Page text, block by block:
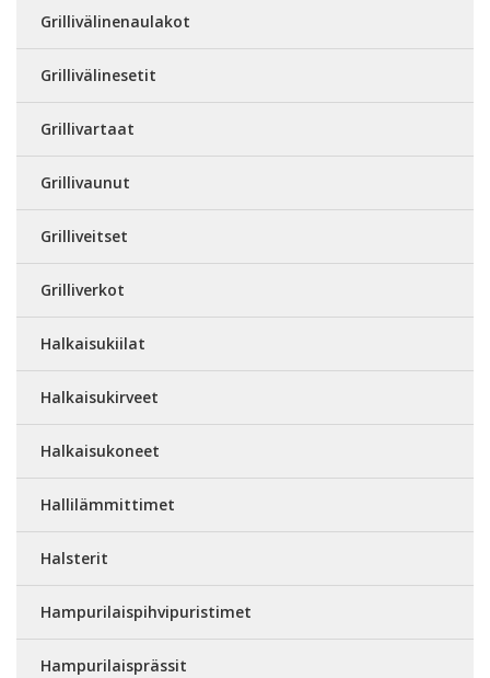
Grillivälinenaulakot
Grillivälinesetit
Grillivartaat
Grillivaunut
Grilliveitset
Grilliverkot
Halkaisukiilat
Halkaisukirveet
Halkaisukoneet
Hallilämmittimet
Halsterit
Hampurilaispihvipuristimet
Hampurilaisprässit